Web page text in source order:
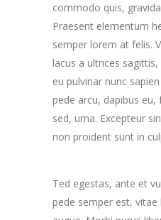
commodo quis,
Praesent elementum
semper lorem at felis.
lacus a ultrices
eu pulvinar nunc
pede arcu, dapibus
sed, urna. Excepteur
non proident sunt in
Ted egestas, ante et
pede semper est,